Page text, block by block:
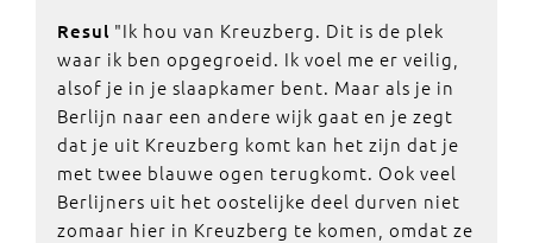
Resul "Ik hou van Kreuzberg. Dit is de plek
waar ik ben opgegroeid. Ik voel me er veilig,
alsof je in je slaapkamer bent. Maar als je in
Berlijn naar een andere wijk gaat en je zegt
dat je uit Kreuzberg komt kan het zijn dat je
met twee blauwe ogen terugkomt. Ook veel
Berlijners uit het oostelijke deel durven niet
zomaar hier in Kreuzberg te komen, omdat ze